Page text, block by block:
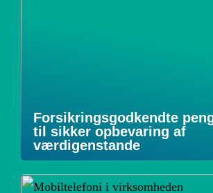
Forsikringsgodkendte
til sikker opbevaring af
værdigenstande